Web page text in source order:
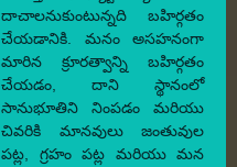
దాచాలనుకుంటున్నది బహిర్గతం
చేయడానికి. మనం అసహనంగా
మారిన క్రూరత్వాన్ని బహిర్గతం
చేయడం, దాని స్థానంలో
సానుభూతిని నింపడం మరియు
చివరికి మానవులు జంతువుల
పట్ల, గ్రహం పట్ల మరియు మన